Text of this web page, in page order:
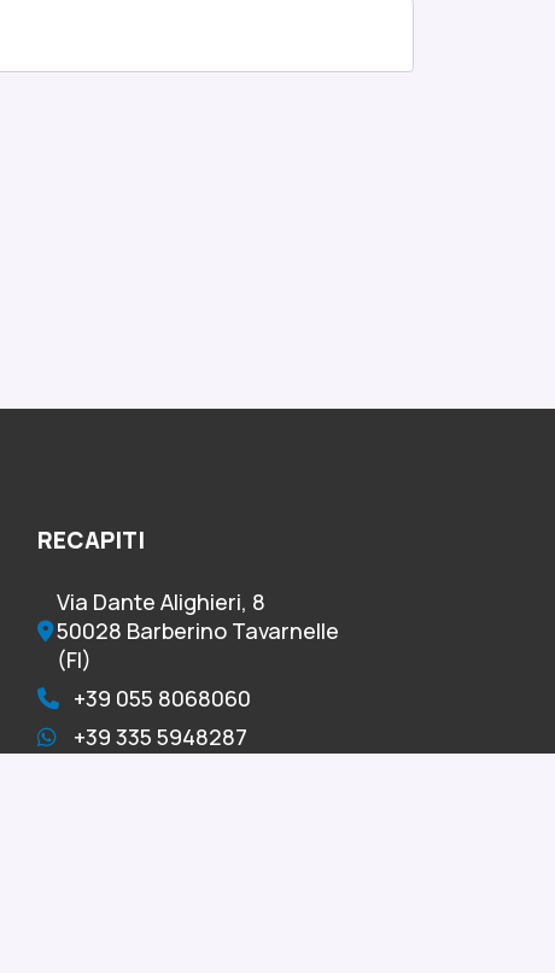
RECAPITI
Via Dante Alighieri, 8
50028 Barberino Tavarnelle
(FI)
+39 055 8068060
+39 335 5948287